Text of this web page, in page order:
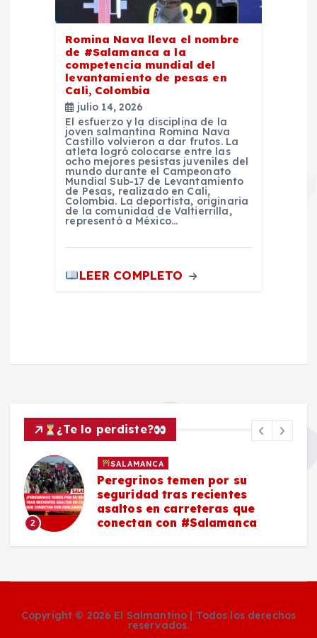
Romina Nava lleva el nombre
de #Salamanca a la
competencia mundial del
levantamiento de pesas en
Cali, Colombia
julio 14, 2026
El esfuerzo y la disciplina de la
joven salmantina Romina Nava
Castillo volvieron a dar frutos. La
atleta logró colocarse entre las
ocho mejores pesistas juveniles del
mundo durante el Campeonato
Mundial Sub-17 de Levantamiento
de Pesas, realizado en Cali,
Colombia. La deportista, originaria
de la comunidad de Valtierrilla,
representó a México…
LEER COMPLETO
¿Te lo perdiste?
2
SALAMANCA
Peregrinos temen por su
seguridad tras recientes
asaltos en carreteras que
conectan con #Salamanca
Copyright © 2026 El Salmantino | Todos los derechos
reservados.